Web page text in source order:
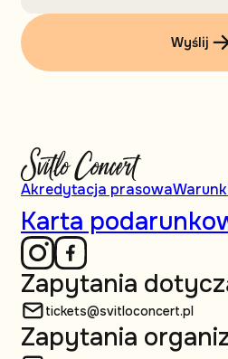
Wyślij
Akredytacja prasowa
Karta
Zapytania
tickets@svitloconcert.pl
Zapytania